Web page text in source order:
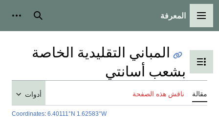
القائمة الرئيسية
المعرفة بحث
تبديل عرض جدول المحتويات
المباني التقليدية الخاصة
بشعب أسانتي
مقالة ناقش هذه الصفحة أدوات
Coordinates: 6.40111°N 1.62583°W